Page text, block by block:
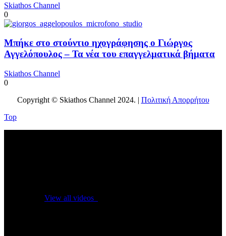
Skiathos Channel
0
Μπήκε στο στούντιο ηχογράφησης ο Γιώργος
Αγγελόπουλος – Τα νέα του επαγγελματικά βήματα
Skiathos Channel
0
Copyright © Skiathos Channel 2024. | Πολιτική Απορρήτου
Top
View all videos